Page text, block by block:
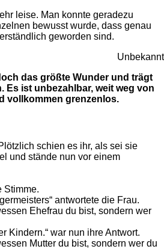
leise. Man konnte geradezu
bewusst wurde, dass genau
geworden sind.
Unbekannt
das größte Wunder und trägt
Es ist unbezahlbar, weit weg von
vollkommen grenzenlos.
schien es ihr, als sei sie
und stände nun vor einem
Stimme.
antwortete die Frau.
Ehefrau du bist, sondern wer
Kindern.“ war nun ihre Antwort.
Mutter du bist, sondern wer du